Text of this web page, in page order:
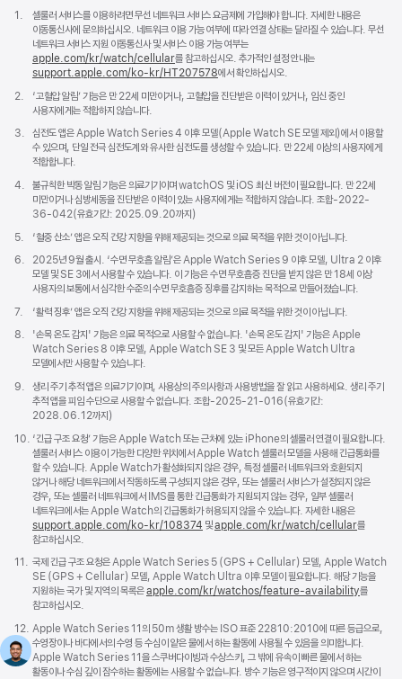
각주
1.
셀룰러 서비스를 이용하려면 무선 네트워크 서비스 요금제에 가입해야 합니다. 자세한 내용은
이동통신사에 문의하십시오. 네트워크 이용 가능 여부에 따라 연결 상태는 달라질 수 있습니다. 무선
네트워크 서비스 지원 이동통신사 및 서비스 이용 가능 여부는
apple.com/kr/watch/cellular를 참고하십시오. 추가적인 설정 안내는
support.apple.com/ko-kr/HT207578(새
열림)
에서 확인하십시오.
각주
2.
‘고혈압 알림’ 기능은 만 22세 미만이거나, 고혈압을 진단받은 이력이 있거나, 임신 중인
사용자에게는 적합하지 않습니다.
각주
3.
심전도 앱은 Apple Watch Series 4 이후 모델(Apple Watch SE 모델 제외)에서 이용할
수 있으며, 단일 전극 심전도계와 유사한 심전도를 생성할 수 있습니다. 만 22세 이상의 사용자에게
적합합니다.
각주
4.
불규칙한 박동 알림 기능은 의료기기이며 watchOS 및 iOS 최신 버전이 필요합니다. 만 22세
미만이거나 심방세동을 진단받은 이력이 있는 사용자에게는 적합하지 않습니다. 조합-2022-
36-042(유효기간: 2025.09.20까지)
각주
5.
‘혈중 산소’ 앱은 오직 건강 지향을 위해 제공되는 것으로 의료 목적을 위한 것이 아닙니다.
각주
6.
2025년 9월 출시. ‘수면 무호흡 알림’은 Apple Watch Series 9 이후 모델, Ultra 2 이후
모델 및 SE 3에서 사용할 수 있습니다. 이 기능은 수면 무호흡증 진단을 받지 않은 만 18세 이상
사용자의 보통에서 심각한 수준의 수면 무호흡증 징후를 감지하는 목적으로 만들어졌습니다.
각주
7.
‘활력 징후’ 앱은 오직 건강 지향을 위해 제공되는 것으로 의료 목적을 위한 것이 아닙니다.
각주
8.
'손목 온도 감지' 기능은 의료 목적으로 사용할 수 없습니다. '손목 온도 감지' 기능은 Apple
Watch Series 8 이후 모델, Apple Watch SE 3 및 모든 Apple Watch Ultra
모델에서만 사용할 수 있습니다.
각주
9.
생리 주기 추적 앱은 의료기기이며, 사용상의 주의사항과 사용방법을 잘 읽고 사용하세요. 생리 주기
추적 앱을 피임 수단으로 사용할 수 없습니다. 조합-2025-21-016(유효기간:
2028.06.12까지)
각주
10. ‘긴급 구조 요청’ 기능은 Apple Watch 또는 근처에 있는 iPhone의 셀룰러 연결이 필요합니다.
셀룰러 서비스 이용이 가능한 다양한 위치에서 Apple Watch 셀룰러 모델을 사용해 긴급통화를
할 수 있습니다. Apple Watch가 활성화되지 않은 경우, 특정 셀룰러 네트워크와 호환되지
않거나 해당 네트워크에서 작동하도록 구성되지 않은 경우, 또는 셀룰러 서비스가 설정되지 않은
경우, 또는 셀룰러 네트워크에서 IMS를 통한 긴급통화가 지원되지 않는 경우, 일부 셀룰러
네트워크에서는 Apple Watch의 긴급통화가 허용되지 않을 수 있습니다. 자세한 내용은
support.apple.com/ko-kr/108374 (새
및apple.com/kr/watch/cellular를
참고하십시오.
각주
11. 국제 긴급 구조 요청은 Apple Watch Series 5 (GPS + Cellular) 모델, Apple Watch
SE (GPS + Cellular) 모델, Apple Watch Ultra 이후 모델이 필요합니다. 해당 기능을
지원하는 국가 및 지역의 목록은apple.com/kr/watchos/feature-availability를
참고하십시오.
각주
12. Apple Watch Series 11의 50m 생활 방수는 ISO 표준 22810:2010에 따른 등급으로,
수영장이나 바다에서의 수영 등 수심이 얕은 물에서 하는 활동에 사용될 수 있음을 의미합니다.
Apple Watch Series 11을 스쿠버다이빙과 수상스키, 그 밖에 유속이 빠른 물에서 하는
활동이나 수심 깊이 잠수하는 활동에는 사용할 수 없습니다. 방수 기능은 영구적이지 않으며 시간이